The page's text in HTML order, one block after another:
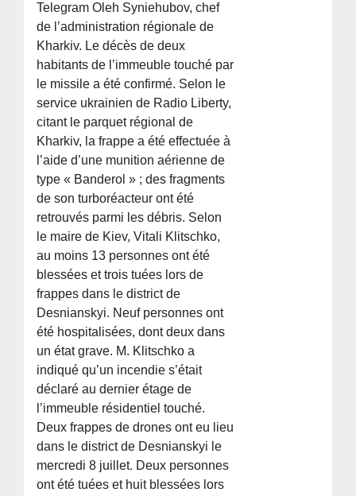
Telegram Oleh Syniehubov, chef
de l’administration régionale de
Kharkiv. Le décès de deux
habitants de l’immeuble touché par
le missile a été confirmé. Selon le
service ukrainien de Radio Liberty,
citant le parquet régional de
Kharkiv, la frappe a été effectuée à
l’aide d’une munition aérienne de
type « Banderol » ; des fragments
de son turboréacteur ont été
retrouvés parmi les débris. Selon
le maire de Kiev, Vitali Klitschko,
au moins 13 personnes ont été
blessées et trois tuées lors de
frappes dans le district de
Desnianskyi. Neuf personnes ont
été hospitalisées, dont deux dans
un état grave. M. Klitschko a
indiqué qu’un incendie s’était
déclaré au dernier étage de
l’immeuble résidentiel touché.
Deux frappes de drones ont eu lieu
dans le district de Desnianskyi le
mercredi 8 juillet. Deux personnes
ont été tuées et huit blessées lors